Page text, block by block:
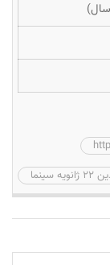
سینما